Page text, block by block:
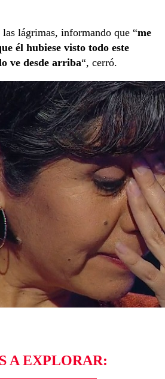
lágrimas, informando que “me
él hubiese visto todo este
ve desde arriba“, cerró.
A EXPLORAR: